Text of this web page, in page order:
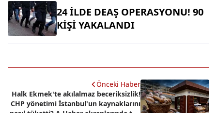
24 İLDE DEAŞ OPERASYONU! 90
KİŞİ YAKALANDI
Önceki Haber
Halk Ekmek'te akılalmaz beceriksizlik!
CHP yönetimi İstanbul'un kaynaklarını